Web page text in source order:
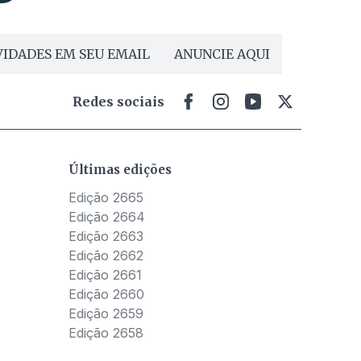
EM SEU EMAIL ANUNCIE AQUI
Redes sociais
Últimas edições
Edição 2665
Edição 2664
Edição 2663
Edição 2662
Edição 2661
Edição 2660
Edição 2659
Edição 2658